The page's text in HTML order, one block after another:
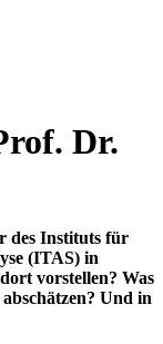
Dr.
des Instituts für
(ITAS) in
vorstellen? Was
Und in